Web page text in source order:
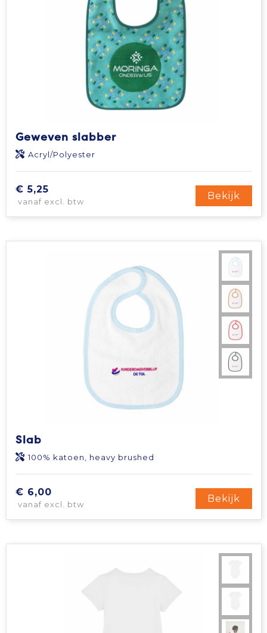
Geweven slabber
Acryl/Polyester
€ 5,25
vanaf excl. btw
Bekijk
Slab
100% katoen, heavy brushed
€ 6,00
vanaf excl. btw
Bekijk